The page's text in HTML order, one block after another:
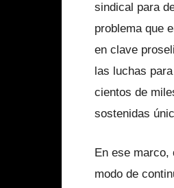
sindical para
problema que
en clave
las luchas
cientos de
sostenidas
En ese marco,
modo de